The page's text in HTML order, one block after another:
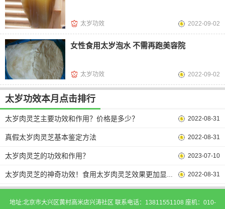
太岁功效 2022-09-02
女性食用太岁泡水 不需再跑美容院
太岁功效 2022-09-02
太岁功效本月点击排行
太岁肉灵芝主要功效和作用？价格是多少？ 2022-08-31
真假太岁肉灵芝基本鉴定方法 2022-08-31
太岁肉灵芝的功效和作用？ 2023-07-10
太岁肉灵芝的神奇功效！食用太岁肉灵芝效果更加显著！ 2022-08-31
地址:北京市大兴区黄村高米店兴涛社区 联系电话：13811551108 座机：010-